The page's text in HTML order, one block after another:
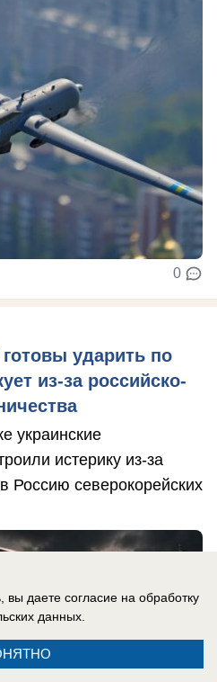
0
ударить по
из-за российско-
украинские
истерику из-за
Россию северокорейских
вы даете согласие на обработку
данных.